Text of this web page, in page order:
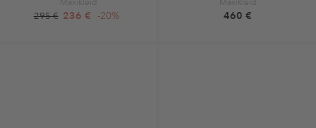
295 € 236 € -20% 460 €